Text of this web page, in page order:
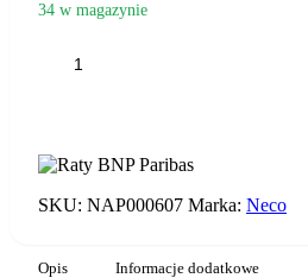
34 w magazynie
WP-
97D
SKU: NAP000607 Marka: Neco
Opis Informacje dodatkowe